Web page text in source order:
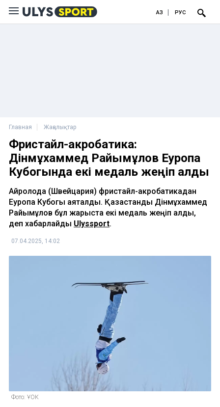
ҚАЗ РУС
Главная Жаңалықтар
Фристайл-акробатика:
Дінмұхаммед Райымқұлов Еуропа
Кубогында екі медаль жеңіп алды
Айролода (Швейцария) фристайл-акробатикадан
Еуропа Кубогы аяқталды. Қазақстандық Дінмұхаммед
Райымқұлов бұл жарыста екі медаль жеңіп алды,
деп хабарлайды Ulyssport.
07.04.2025, 14:02
Фото: ҰОК